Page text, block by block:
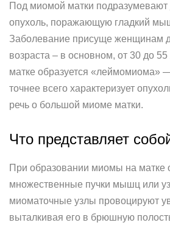
Под миомой матки подразумевают
опухоль, поражающую гладкий
Заболевание присуще женщинам
возраста – в основном, от 30 до
матке образуется «леймомиома»
точнее всего характеризует
речь о большой миоме матки.
Что представляет
При образовании миомы на матке
множественные пучки мышц или
миоматочные узлы провоцируют
выталкивая его в брюшную